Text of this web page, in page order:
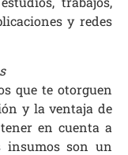
y redes
que te otorguen
y la ventaja de
en cuenta a
insumos son un